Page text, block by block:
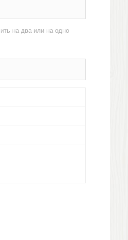
на два или на одно